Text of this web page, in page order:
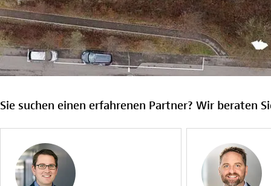
Sie suchen einen erfahrenen Partner? Wir beraten